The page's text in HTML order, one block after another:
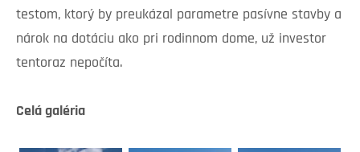
testom, ktorý by preukázal parametre pasívne stavby a
nárok na dotáciu ako pri rodinnom dome, už investor
tentoraz nepočíta.
Celá galéria